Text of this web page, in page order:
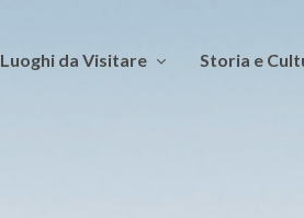
Luoghi da Visitare Storia e